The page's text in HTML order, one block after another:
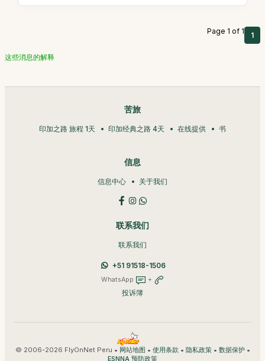
Page 1 of 1 1
这些消息的解释
苦旅
印加之路 旅程 1天 印加经典之路 4天 在线提供 书
信息
信息中心 关于我们
联系我们
联系我们
+51 91518-1506
WhatsApp +
投诉簿
© 2006-2026 FlyOnNet Peru • 网站地图 • 使用条款 • 隐私政策• 数据保护•
ESNNA 预防政策